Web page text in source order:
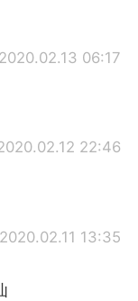
2020.02.13 06:17
22:46
2020.02.11 13:35